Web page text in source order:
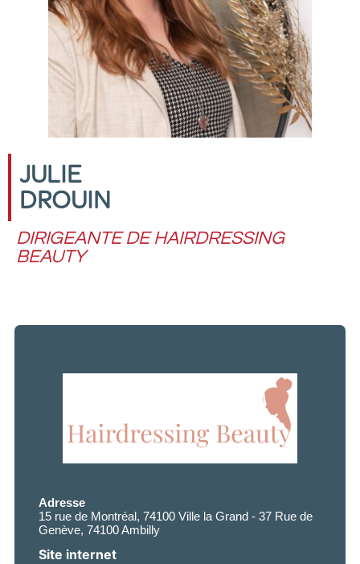
JULIE
DROUIN
DIRIGEANTE DE HAIRDRESSING
BEAUTY
Adresse
15 rue de Montréal, 74100 Ville la Grand - 37 Rue de
Genève, 74100 Ambilly
Site internet